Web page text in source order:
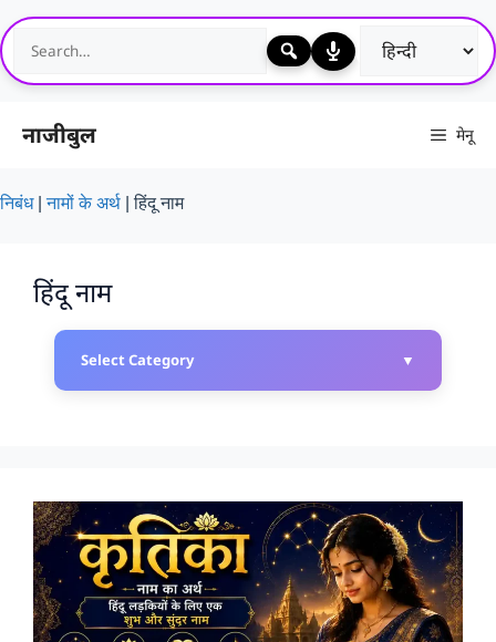
Skip
to
content
नाजीबुल मेनू
निबंध|नामों के अर्थ |हिंदू नाम
हिंदू नाम
Select Category ▼